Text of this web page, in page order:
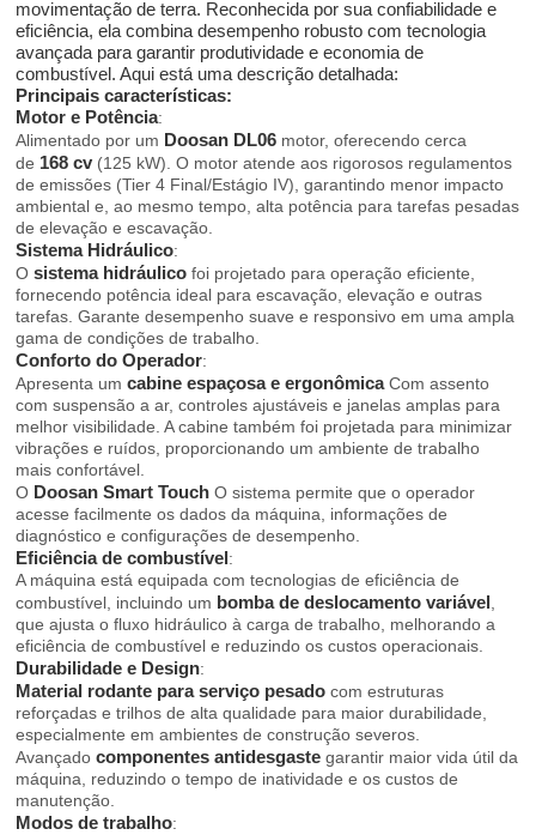
movimentação de terra. Reconhecida por sua confiabilidade e
eficiência, ela combina desempenho robusto com tecnologia
avançada para garantir produtividade e economia de
combustível. Aqui está uma descrição detalhada:
Principais características:
Motor e Potência:
Alimentado por um Doosan DL06 motor, oferecendo cerca
de 168 cv (125 kW). O motor atende aos rigorosos regulamentos
de emissões (Tier 4 Final/Estágio IV), garantindo menor impacto
ambiental e, ao mesmo tempo, alta potência para tarefas pesadas
de elevação e escavação.
Sistema Hidráulico:
Osistema hidráulico foi projetado para operação eficiente,
fornecendo potência ideal para escavação, elevação e outras
tarefas. Garante desempenho suave e responsivo em uma ampla
gama de condições de trabalho.
Conforto do Operador:
Apresenta umcabine espaçosa e ergonômicaCom assento
com suspensão a ar, controles ajustáveis e janelas amplas para
melhor visibilidade. A cabine também foi projetada para minimizar
vibrações e ruídos, proporcionando um ambiente de trabalho
mais confortável.
O Doosan Smart Touch O sistema permite que o operador
acesse facilmente os dados da máquina, informações de
diagnóstico e configurações de desempenho.
Eficiência de combustível:
A máquina está equipada com tecnologias de eficiência de
combustível, incluindo um bomba de deslocamento variável,
que ajusta o fluxo hidráulico à carga de trabalho, melhorando a
eficiência de combustível e reduzindo os custos operacionais.
Durabilidade e Design:
Material rodante para serviço pesado com estruturas
reforçadas e trilhos de alta qualidade para maior durabilidade,
especialmente em ambientes de construção severos.
Avançadocomponentes antidesgaste garantir maior vida útil da
máquina, reduzindo o tempo de inatividade e os custos de
manutenção.
Modos de trabalho: